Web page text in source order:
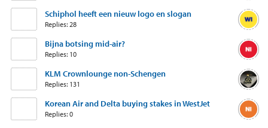
Schiphol heeft een nieuw logo en slogan
Replies: 28
Bijna botsing mid-air?
Replies: 10
KLM Crownlounge non-Schengen
Replies: 131
Korean Air and Delta buying stakes in WestJet
Replies: 0